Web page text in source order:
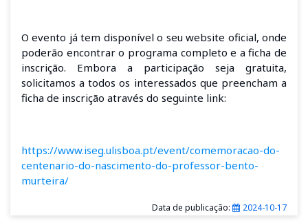
O evento já tem disponível o seu website oficial, onde
poderão encontrar o programa completo e a ficha de
inscrição. Embora a participação seja gratuita,
solicitamos a todos os interessados que preencham a
ficha de inscrição através do seguinte link:
https://www.iseg.ulisboa.pt/event/comemoracao-do-
centenario-do-nascimento-do-professor-bento-
murteira/
Data de publicação: 2024-10-17